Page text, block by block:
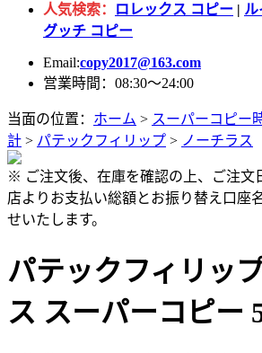
人気検索： ロレックス コピー | ル
グッチ コピー
Email:copy2017@163.com
営業時間：08:30～24:00
当面の位置： ホーム > スーパーコピー
計 > パテックフィリップ > ノーチラス
※ ご注文後、在庫を確認の上、ご注文
店よりお支払い総額とお振り替え口座
せいたします。
パテックフィリッ
ス スーパーコピー